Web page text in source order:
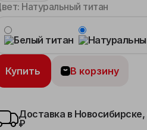
Натуральный титан
Купить В корзину
Доставка в Новосибирске,
₽